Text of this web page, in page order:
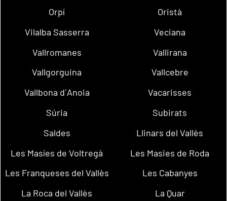
Orpí
Oristà
Vilalba Sasserra
Veciana
Vallromanes
Vallirana
Vallgorguina
Vallcebre
Vallbona d´Anoia
Vacarisses
Súria
Subirats
Saldes
Llinars del Vallès
Les Masíes de Voltregà
Les Masies de Roda
Les Franqueses del Vallès
Les Cabanyes
La Roca del Vallès
La Quar